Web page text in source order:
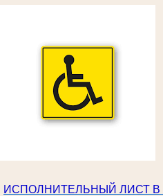
ИСПОЛНИТЕЛЬНЫЙ ЛИСТ